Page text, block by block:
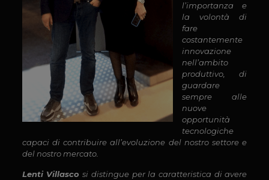
l’importanza e
la volontà di
fare
costantemente
innovazione
nell’ambito
produttivo, di
guardare
sempre alle
nuove
opportunità
tecnologiche
capaci di contribuire all’evoluzione del nostro settore e
del nostro mercato.
Lenti Villasco si distingue per la caratteristica di avere